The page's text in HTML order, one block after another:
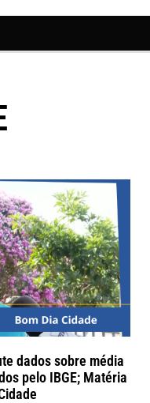
dados sobre média
pelo IBGE; Matéria